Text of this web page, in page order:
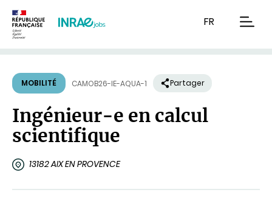
FR
MOBILITÉ CAMOB26-IE-AQUA-1 Partager
Ingénieur-e en calcul
scientifique
13182 AIX EN PROVENCE